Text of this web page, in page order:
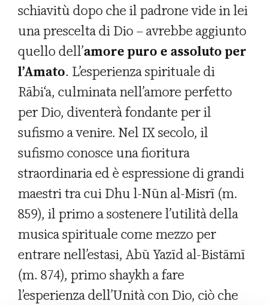
schiavitù dopo che il padrone vide in lei
una prescelta di Dio – avrebbe aggiunto
quello dell’amore puro e assoluto per
l’Amato. L’esperienza spirituale di
Rābi‘a, culminata nell’amore perfetto
per Dio, diventerà fondante per il
sufismo a venire. Nel IX secolo, il
sufismo conosce una fioritura
straordinaria ed è espressione di grandi
maestri tra cui Dhu l-Nūn al-Misrī (m.
859), il primo a sostenere l’utilità della
musica spirituale come mezzo per
entrare nell’estasi, Abū Yazīd al-Bistāmī
(m. 874), primo shaykh a fare
l’esperienza dell’Unità con Dio, ciò che